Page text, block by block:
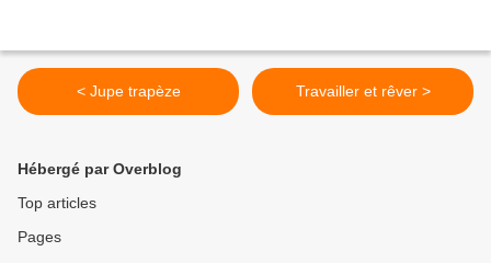
< Jupe trapèze Travailler et rêver >
Hébergé par Overblog
Top articles
Pages